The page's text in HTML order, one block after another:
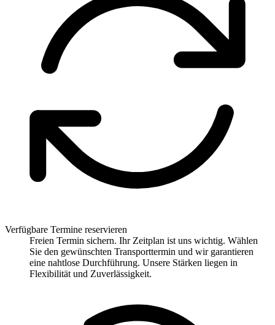
Verfügbare Termine reservieren
Freien Termin sichern. Ihr Zeitplan ist uns wichtig. Wählen
Sie den gewünschten Transporttermin und wir garantieren
eine nahtlose Durchführung. Unsere Stärken liegen in
Flexibilität und Zuverlässigkeit.